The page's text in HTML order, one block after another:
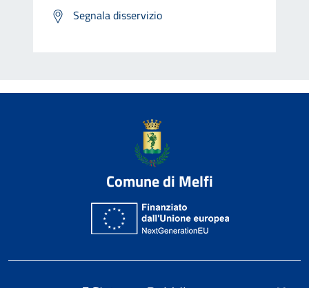
Segnala disservizio
Comune di Melfi